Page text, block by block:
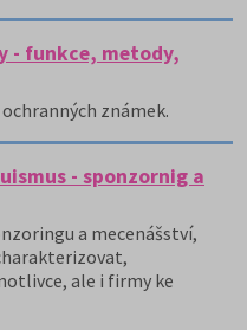
- funkce, metody,
známek.
- sponzornig a
a mecenášství,
ale i firmy ke